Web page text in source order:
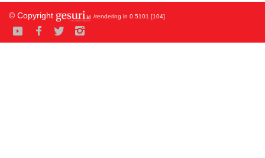
© Copyright /rendering in 0.5101 [104]